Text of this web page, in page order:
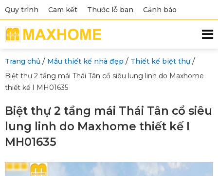
Quy trình Cam kết Thước lỗ ban Cảnh báo
Trang chủ / Mẫu thiết kế nhà đẹp / Thiết kế biệt thự/
Biệt thự 2 tầng mái Thái Tân cổ siêu lung linh do Maxhome
thiết kế I MH01635
Biệt thự 2 tầng mái Thái Tân cổ siêu
lung linh do Maxhome thiết kế I
MH01635